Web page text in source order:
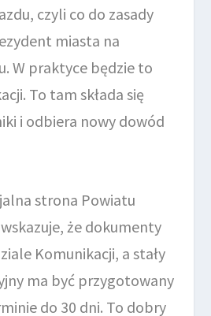
czyli co do zasady
miasta na
W praktyce będzie to
To tam składa się
i odbiera nowy dowód
strona Powiatu
że dokumenty
Komunikacji, a stały
ma być przygotowany
do 30 dni. To dobry